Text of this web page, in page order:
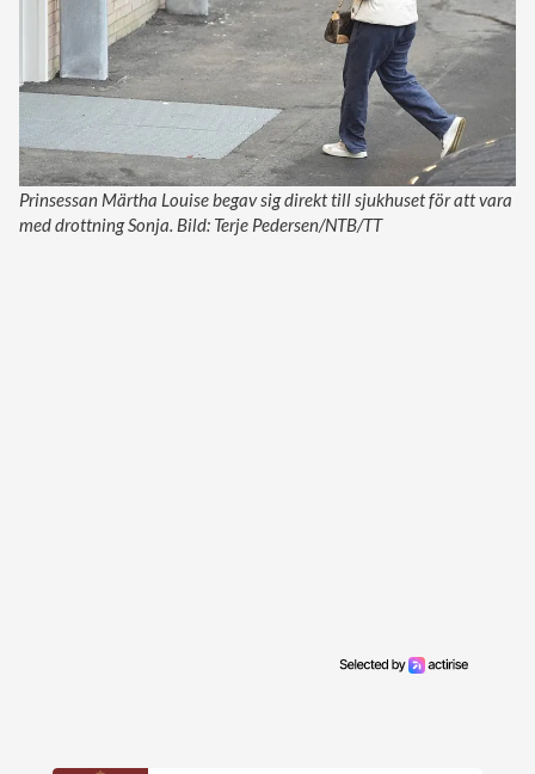
Prinsessan Märtha Louise begav sig direkt till sjukhuset för att vara
med drottning Sonja. Bild: Terje Pedersen/NTB/TT